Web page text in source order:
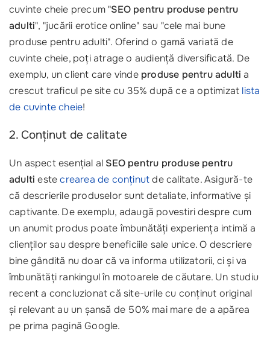
cuvinte cheie precum "SEO pentru produse pentru
adulti", "jucării erotice online" sau "cele mai bune
produse pentru adulti". Oferind o gamă variată de
cuvinte cheie, poți atrage o audiență diversificată. De
exemplu, un client care vinde produse pentru adulti a
crescut traficul pe site cu 35% după ce a optimizat lista
de cuvinte cheie!
2. Conținut de calitate
Un aspect esențial al SEO pentru produse pentru
adulti estecrearea de conținutde calitate. Asigură-te
că descrierile produselor sunt detaliate, informative și
captivante. De exemplu, adaugă povestiri despre cum
un anumit produs poate îmbunătăți experiența intimă a
clienților sau despre beneficiile sale unice. O descriere
bine gândită nu doar că va informa utilizatorii, ci și va
îmbunătăți rankingul în motoarele de căutare. Un studiu
recent a concluzionat că site-urile cu conținut original
și relevant au un șansă de 50% mai mare de a apărea
pe prima pagină Google.